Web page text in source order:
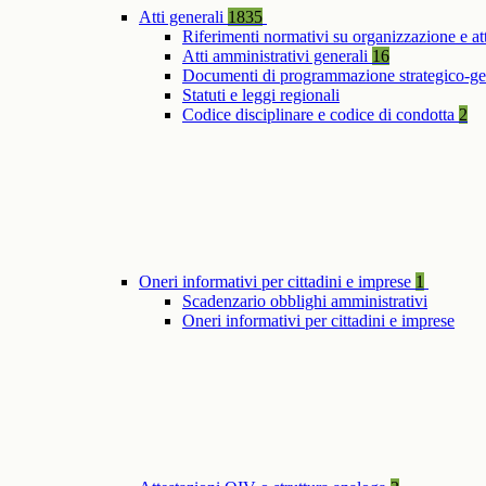
Atti generali 1835
Riferimenti normativi su organizzazione e
Atti amministrativi generali 16
Documenti di programmazione strategico-
Statuti e leggi regionali
Codice disciplinare e codice di condotta 2
Oneri informativi per cittadini e imprese 1
Scadenzario obblighi amministrativi
Oneri informativi per cittadini e imprese